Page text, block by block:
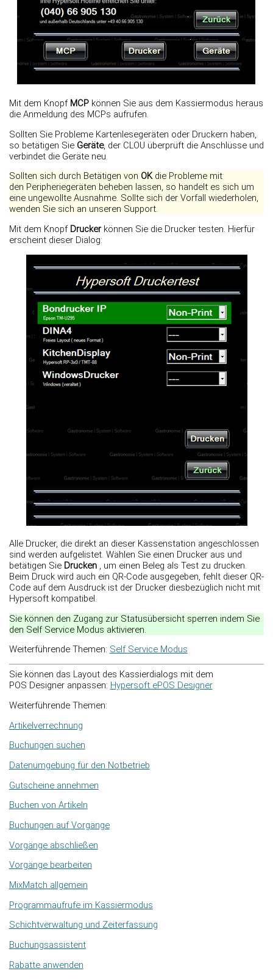
Mit dem Knopf MCPkönnen Sie aus dem Kassiermodus heraus
die Anmeldung des MCPs aufrufen.
Sollten Sie Probleme Kartenlesegeräten oder Druckern haben,
so betätigen Sie Geräte, der CLOU überprüft die Anschlüsse und
verbindet die Geräte neu.
Sollten sich durch Betätigen von OKdie Probleme mit
den Peripheriegeräten beheben lassen, so handelt es sich um
eine ungewollte Ausnahme. Sollte sich der Vorfall wiederholen,
wenden Sie sich an unseren Support.
Mit dem Knopf Druckerkönnen Sie die Drucker testen. Hierfür
erscheint dieser Dialog:
Alle Drucker, die direkt an dieser Kassenstation angeschlossen
sind werden aufgelistet. Wählen Sie einen Drucker aus und
betätigen Sie Drucken, um einen Beleg als Test zu drucken.
Beim Druck wird auch ein QR-Code ausgegeben, fehlt dieser QR-
Code auf dem Ausdruck ist der Drucker diesbezüglich nicht mit
Hypersoft kompatibel.
Sie können den Zugang zur Statusübersicht sperren indem Sie
den Self Service Modus aktivieren.
Weiterführende Themen: Self Service Modus
Sie können das Layout des Kassierdialogs mit dem
POS Designer anpassen: Hypersoft ePOS Designer
Weiterführende Themen:
Artikelverrechnung
Buchungen suchen
Datenumgebung für den Notbetrieb
Gutscheine annehmen
Buchen von Artikeln
Buchungen auf Vorgänge
Vorgänge abschließen
Vorgänge bearbeiten
MixMatch allgemein
Programmaufrufe im Kassiermodus
Schichtverwaltung und Zeiterfassung
Buchungsassistent
Rabatte anwenden